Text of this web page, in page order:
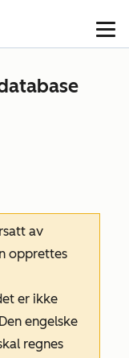
av
opprettes
er ikke
engelske
regnes